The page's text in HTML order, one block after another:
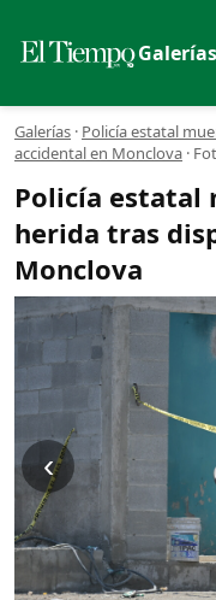
Galerías
Galerías · Policía estatal
accidental en Monclova ·
Policía estatal
herida tras
Monclova
‹